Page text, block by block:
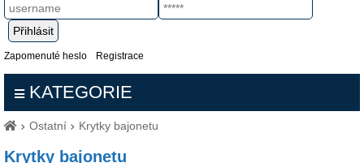
Zapomenuté heslo Registrace
KATEGORIE
Ostatní Krytky bajonetu
Krytky bajonetu